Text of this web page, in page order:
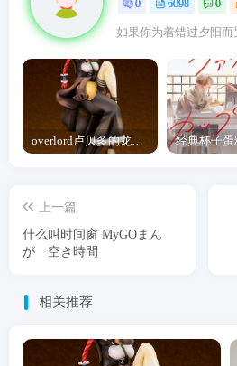
0 6098 0
如果你为着错过夕阳
上一篇
什么叫时间窗 MyGOまん
が 空き時間
相关推荐